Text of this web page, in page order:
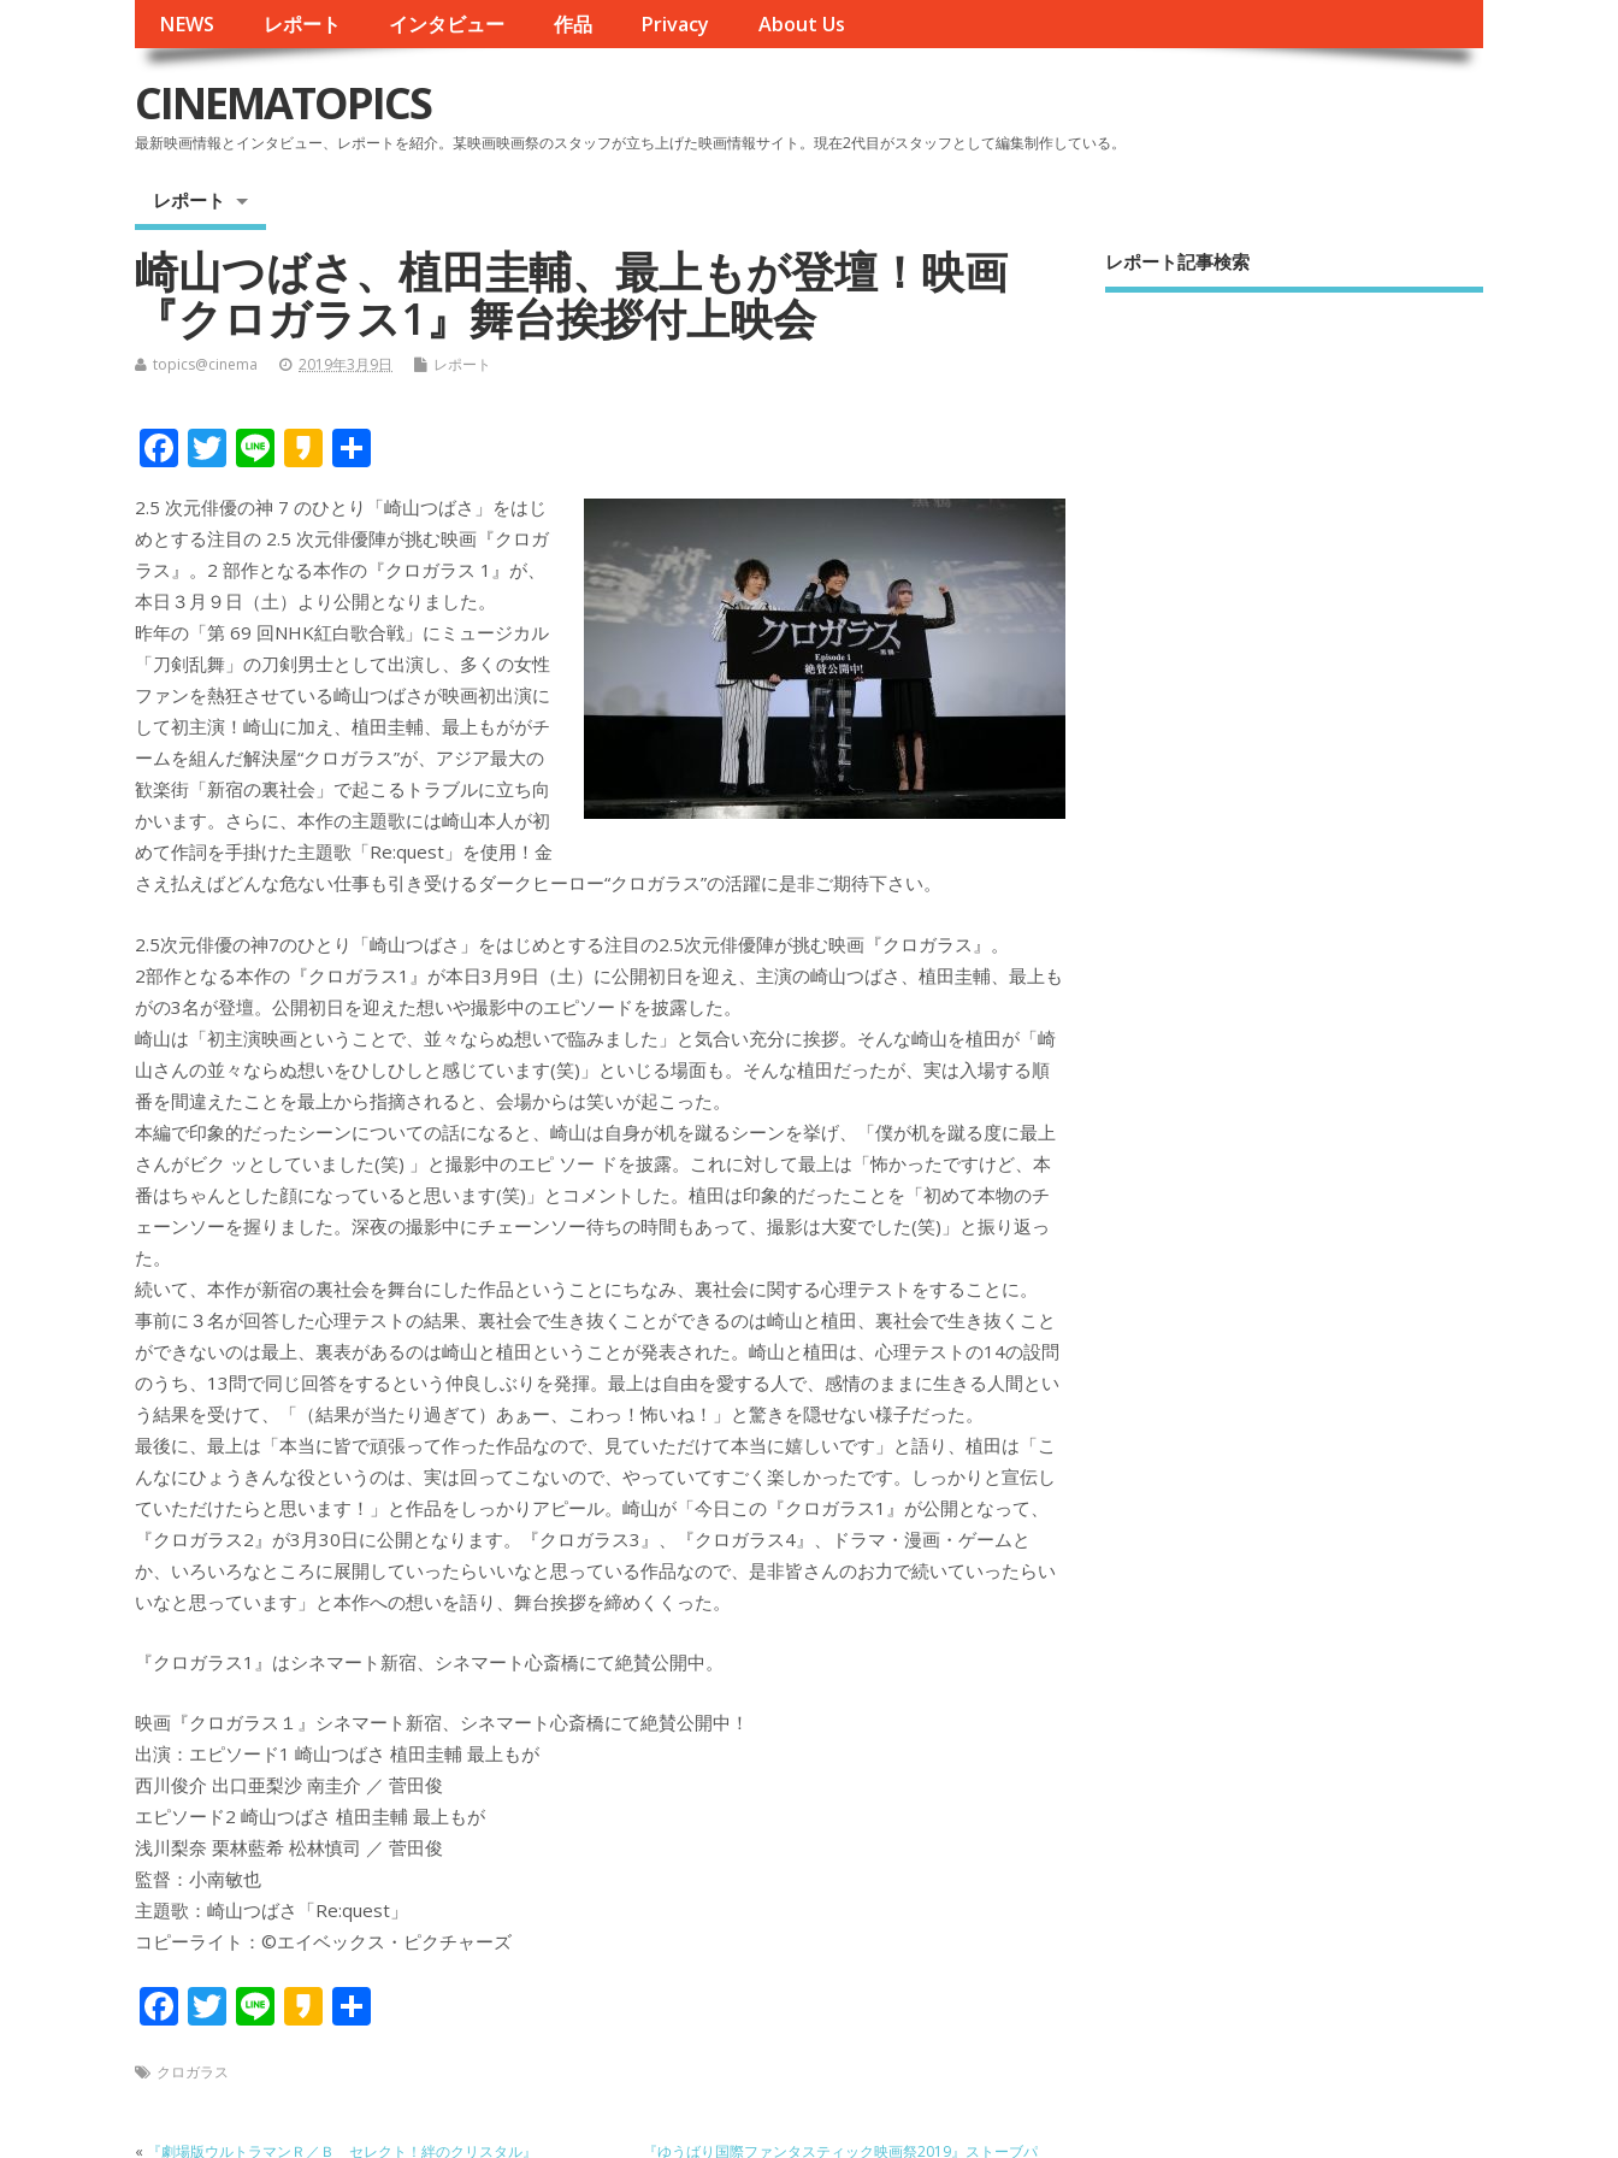
NEWS レポート インタビュー 作品 Privacy About Us
CINEMATOPICS
最新映画情報とインタビュー、レポートを紹介。某映画映画祭のスタッフが立ち上げた映画情報サイト。現在2代目がスタッフとして編集制作している。
レポート
崎山つばさ、植田圭輔、最上もが登壇！映画
『クロガラス1』舞台挨拶付上映会
topics@cinema 2019年3月9日 レポート
F
ac
e
b
o
o
k
T
w
itt
er
Li
e
K
k
a
o
有
2.5 次元俳優の神 7 のひとり「崎山つばさ」をはじ
めとする注目の 2.5 次元俳優陣が挑む映画『クロガ
ラス』。2 部作となる本作の『クロガラス 1』が、
本日３月９日（土）より公開となりました。
昨年の「第 69 回NHK紅白歌合戦」にミュージカル
「刀剣乱舞」の刀剣男士として出演し、多くの女性
ファンを熱狂させている崎山つばさが映画初出演に
して初主演！崎山に加え、植田圭輔、最上もががチ
ームを組んだ解決屋“クロガラス”が、アジア最大の
歓楽街「新宿の裏社会」で起こるトラブルに立ち向
かいます。さらに、本作の主題歌には崎山本人が初
めて作詞を手掛けた主題歌「Re:quest」を使用！金
さえ払えばどんな危ない仕事も引き受けるダークヒーロー“クロガラス”の活躍に是非ご期待下さい。
2.5次元俳優の神7のひとり「崎山つばさ」をはじめとする注目の2.5次元俳優陣が挑む映画『クロガラス』。
2部作となる本作の『クロガラス1』が本日3月9日（土）に公開初日を迎え、主演の崎山つばさ、植田圭輔、最上も
がの3名が登壇。公開初日を迎えた想いや撮影中のエピソードを披露した。
崎山は「初主演映画ということで、並々ならぬ想いで臨みました」と気合い充分に挨拶。そんな崎山を植田が「崎
山さんの並々ならぬ想いをひしひしと感じています(笑)」といじる場面も。そんな植田だったが、実は入場する順
番を間違えたことを最上から指摘されると、会場からは笑いが起こった。
本編で印象的だったシーンについての話になると、崎山は自身が机を蹴るシーンを挙げ、「僕が机を蹴る度に最上
さんがビク ッとしていました(笑) 」と撮影中のエピ ソー ドを披露。これに対して最上は「怖かったですけど、本
番はちゃんとした顔になっていると思います(笑)」とコメントした。植田は印象的だったことを「初めて本物のチ
ェーンソーを握りました。深夜の撮影中にチェーンソー待ちの時間もあって、撮影は大変でした(笑)」と振り返っ
た。
続いて、本作が新宿の裏社会を舞台にした作品ということにちなみ、裏社会に関する心理テストをすることに。
事前に３名が回答した心理テストの結果、裏社会で生き抜くことができるのは崎山と植田、裏社会で生き抜くこと
ができないのは最上、裏表があるのは崎山と植田ということが発表された。崎山と植田は、心理テストの14の設問
のうち、13問で同じ回答をするという仲良しぶりを発揮。最上は自由を愛する人で、感情のままに生きる人間とい
う結果を受けて、「（結果が当たり過ぎて）あぁー、こわっ！怖いね！」と驚きを隠せない様子だった。
最後に、最上は「本当に皆で頑張って作った作品なので、見ていただけて本当に嬉しいです」と語り、植田は「こ
んなにひょうきんな役というのは、実は回ってこないので、やっていてすごく楽しかったです。しっかりと宣伝し
ていただけたらと思います！」と作品をしっかりアピール。崎山が「今日この『クロガラス1』が公開となって、
『クロガラス2』が3月30日に公開となります。『クロガラス3』、『クロガラス4』、ドラマ・漫画・ゲームと
か、いろいろなところに展開していったらいいなと思っている作品なので、是非皆さんのお力で続いていったらい
いなと思っています」と本作への想いを語り、舞台挨拶を締めくくった。
『クロガラス1』はシネマート新宿、シネマート心斎橋にて絶賛公開中。
映画『クロガラス１』シネマート新宿、シネマート心斎橋にて絶賛公開中！
出演：エピソード1 崎山つばさ 植田圭輔 最上もが
西川俊介 出口亜梨沙 南圭介 ／ 菅田俊
エピソード2 崎山つばさ 植田圭輔 最上もが
浅川梨奈 栗林藍希 松林慎司 ／ 菅田俊
監督：小南敏也
主題歌：崎山つばさ「Re:quest」
コピーライト：©エイベックス・ピクチャーズ
F
e
T
itt
Li K
クロガラス
«
『劇場版ウルトラマンＲ／Ｂ セレクト！絆のクリスタル』
『ゆうばり国際ファンタスティック映画祭2019』ストーブパ
レポート記事検索